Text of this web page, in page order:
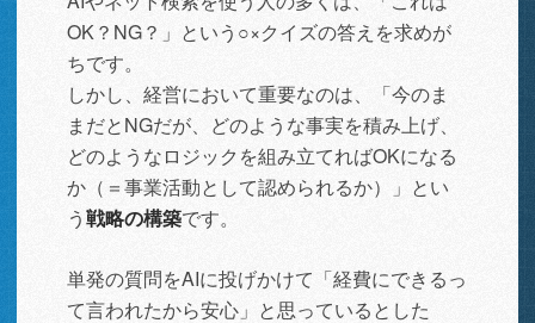
OK？NG？」という○×クイズの答えを求めが
ちです。
しかし、経営において重要なのは、「今のま
まだとNGだが、どのような事実を積み上げ、
どのようなロジックを組み立てればOKになる
か（＝事業活動として認められるか）」とい
う戦略の構築です。
単発の質問をAIに投げかけて「経費にできるっ
て言われたから安心」と思っているとした